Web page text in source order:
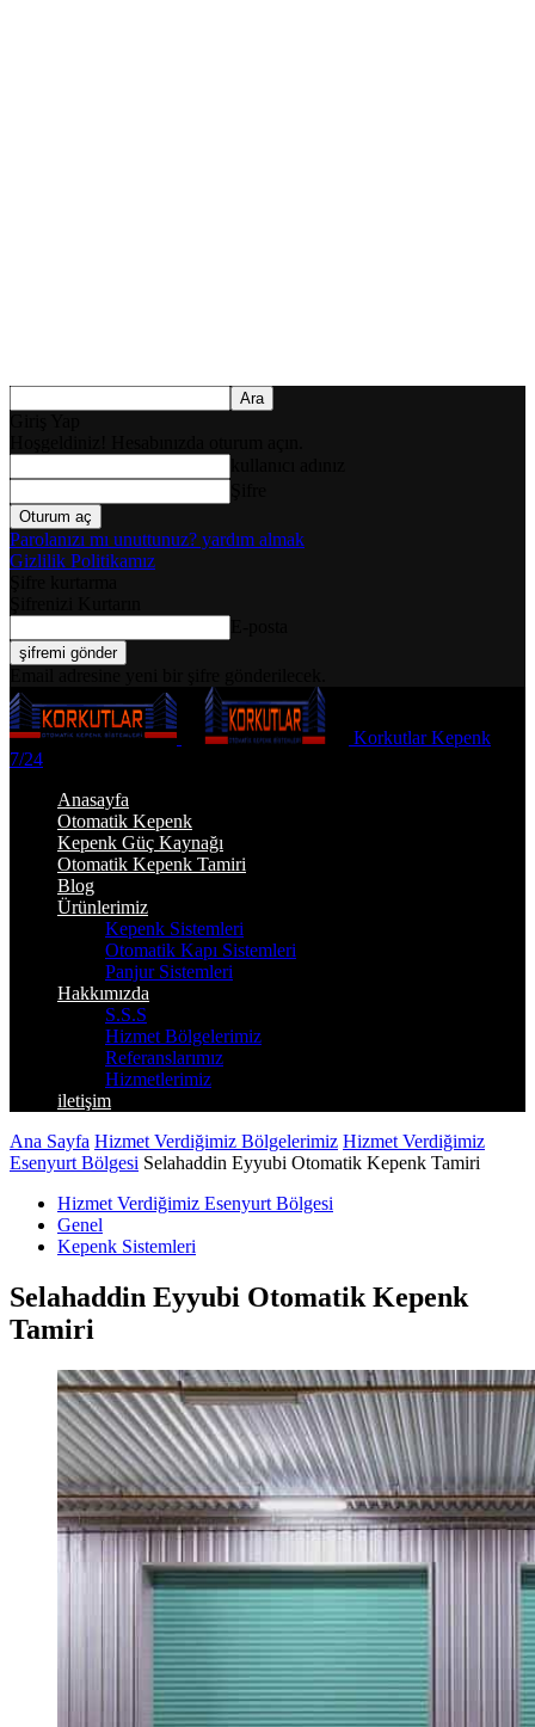
Parolanızı mı unuttunuz? yardım almak
Gizlilik Politikamız
Korkutlar Kepenk
7/24
Anasayfa
Otomatik Kepenk
Kepenk Güç Kaynağı
Otomatik Kepenk Tamiri
Blog
Ürünlerimiz
Kepenk Sistemleri
Otomatik Kapı Sistemleri
Panjur Sistemleri
Hakkımızda
S.S.S
Hizmet Bölgelerimiz
Referanslarımız
Hizmetlerimiz
iletişim
Ana Sayfa Hizmet Verdiğimiz Bölgelerimiz Hizmet Verdiğimiz
Esenyurt Bölgesi Selahaddin Eyyubi Otomatik Kepenk Tamiri
Hizmet Verdiğimiz Esenyurt Bölgesi
Genel
Kepenk Sistemleri
Selahaddin Eyyubi Otomatik Kepenk
Tamiri